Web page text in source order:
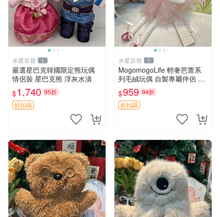
水星百貨 1
嚴選星巴克韓國限定熊玩偶
情侶裝 星巴克熊 浮灰水漬
$1,740 95折
折扣碼
水星百貨 1
MogomogoLife 輕奢芭蕾系
列毛絨玩偶 自製專屬伴侶 帶
標牌全新成色 芭蕾系列 毛絨
玩偶 安撫玩具 新款上架
$959 94折
折扣碼